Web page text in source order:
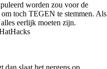
worden zou voor de
toch TEGEN te stemmen. Als
eerlijk moeten zijn.
dan slaat het nergens op.